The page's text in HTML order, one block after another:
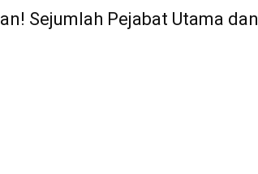
Sejumlah Pejabat Utama dan